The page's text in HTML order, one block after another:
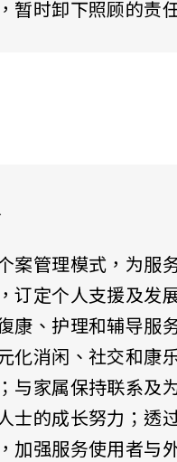
暂时卸下照顾的责
案管理模式，为服
订定个人支援及发
康、护理和辅导服
化消闲、社交和康
与家属保持联系及
士的成长努力；透
加强服务使用者与